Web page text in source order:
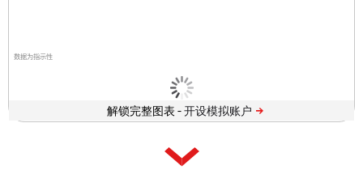
数据为指示性
解锁完整图表 -